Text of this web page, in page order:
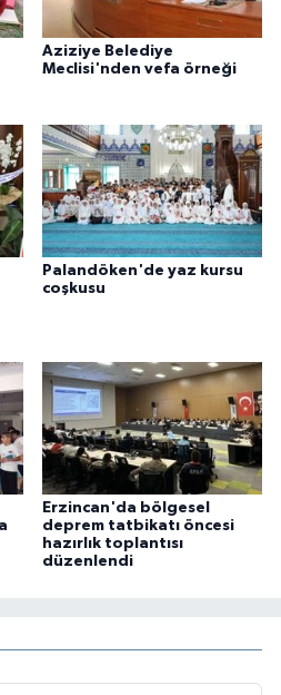
Aziziye Belediye
Meclisi'nden vefa örneği
Palandöken'de yaz kursu
coşkusu
Erzincan'da bölgesel
deprem tatbikatı öncesi
hazırlık toplantısı
düzenlendi